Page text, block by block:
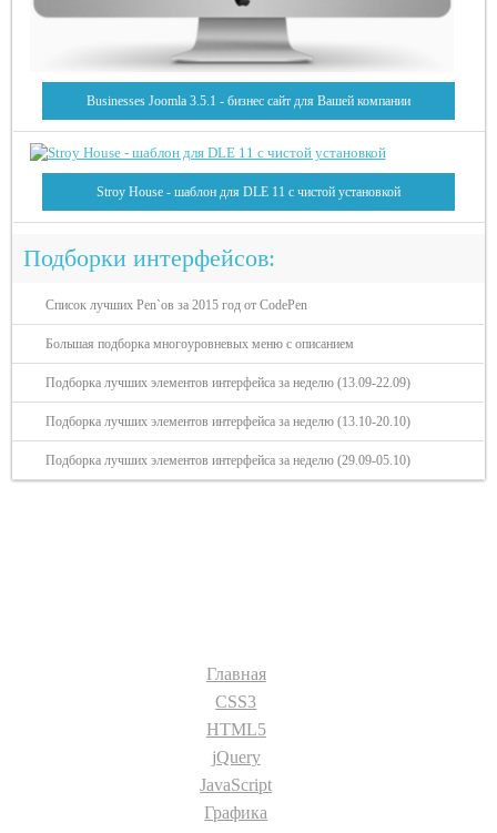
Businesses Joomla 3.5.1 - бизнес сайт для Вашей компании
Stroy House - шаблон для DLE 11 с чистой установкой
Подборки интерфейсов:
Список лучших Pen`ов за 2015 год от CodePen
Большая подборка многоуровневых меню с описанием
Подборка лучших элементов интерфейса за неделю (13.09-22.09)
Подборка лучших элементов интерфейса за неделю (13.10-20.10)
Подборка лучших элементов интерфейса за неделю (29.09-05.10)
Главная
CSS3
HTML5
jQuery
JavaScript
Графика